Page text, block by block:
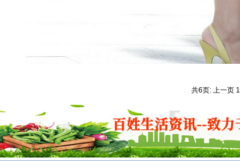
共6页: 上一页 1